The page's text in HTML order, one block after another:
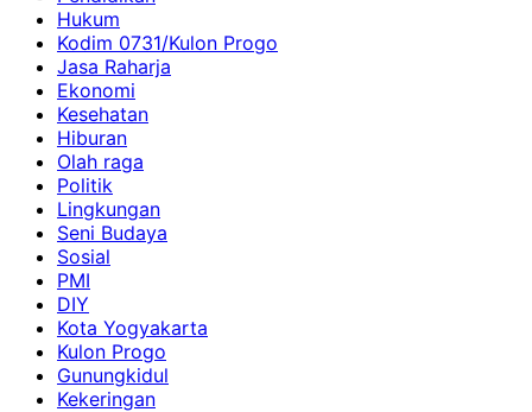
Hukum
Kodim 0731/Kulon Progo
Jasa Raharja
Ekonomi
Kesehatan
Hiburan
Olah raga
Politik
Lingkungan
Seni Budaya
Sosial
PMI
DIY
Kota Yogyakarta
Kulon Progo
Gunungkidul
Kekeringan